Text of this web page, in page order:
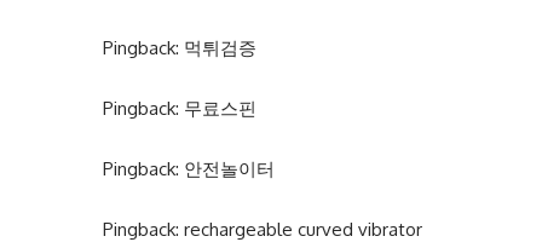
Pingback: 먹튀검증
Pingback: 무료스핀
Pingback: 안전놀이터
Pingback: rechargeable curved vibrator